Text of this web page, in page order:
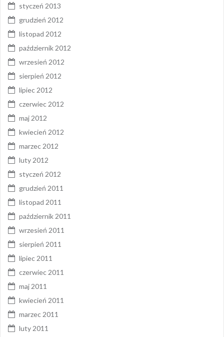
styczeń 2013
grudzień 2012
listopad 2012
październik 2012
wrzesień 2012
sierpień 2012
lipiec 2012
czerwiec 2012
maj 2012
kwiecień 2012
marzec 2012
luty 2012
styczeń 2012
grudzień 2011
listopad 2011
październik 2011
wrzesień 2011
sierpień 2011
lipiec 2011
czerwiec 2011
maj 2011
kwiecień 2011
marzec 2011
luty 2011